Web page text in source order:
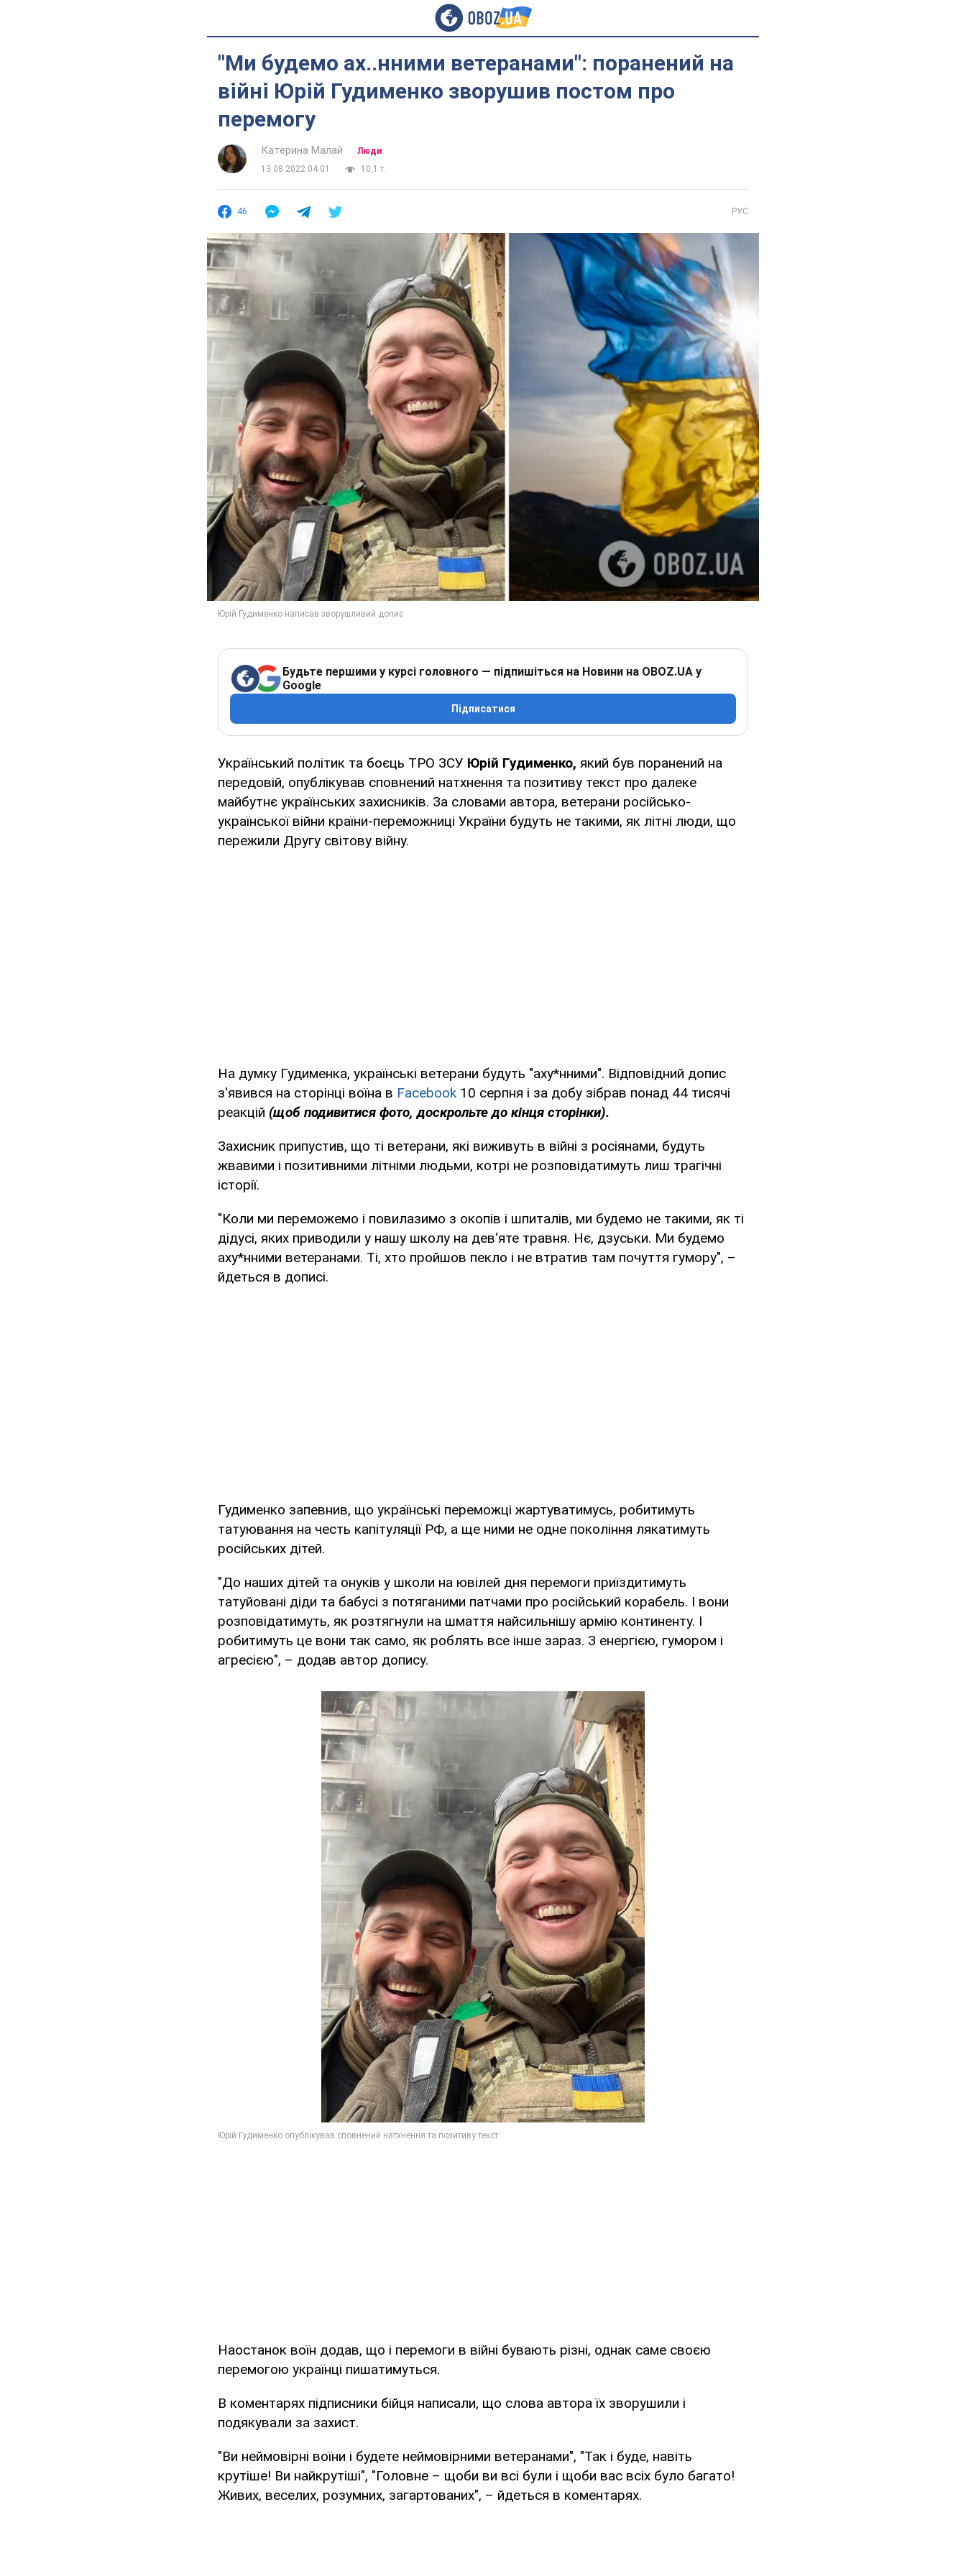
"Ми будемо ах..нними ветеранами": поранений на
війні Юрій Гудименко зворушив постом про
перемогу
Катерина Малай
Люди
13.08.2022 04:01
10,1 т.
46 РУС
Будьте першими у курсі головного — підпишіться на Новини на OBOZ.UA у
Google
Підписатися
Український політик та боєць ТРО ЗСУ Юрій Гудименко, який був поранений на
передовій, опублікував сповнений натхнення та позитиву текст про далеке
майбутнє українських захисників. За словами автора, ветерани російсько-
української війни країни-переможниці України будуть не такими, як літні люди, що
пережили Другу світову війну.
На думку Гудименка, українські ветерани будуть "аху*нними". Відповідний допис
з'явився на сторінці воїна в Facebook 10 серпня і за добу зібрав понад 44 тисячі
реакцій (щоб подивитися фото, доскрольте до кінця сторінки).
Захисник припустив, що ті ветерани, які виживуть в війні з росіянами, будуть
жвавими і позитивними літніми людьми, котрі не розповідатимуть лиш трагічні
історії.
"Коли ми переможемо і повилазимо з окопів і шпиталів, ми будемо не такими, як ті
дідусі, яких приводили у нашу школу на дев‘яте травня. Нє, дзуськи. Ми будемо
аху*нними ветеранами. Ті, хто пройшов пекло і не втратив там почуття гумору", –
йдеться в дописі.
Гудименко запевнив, що українські переможці жартуватимусь, робитимуть
татуювання на честь капітуляції РФ, а ще ними не одне покоління лякатимуть
російських дітей.
"До наших дітей та онуків у школи на ювілей дня перемоги приїздитимуть
татуйовані діди та бабусі з потяганими патчами про російський корабель. І вони
розповідатимуть, як розтягнули на шмаття найсильнішу армію континенту. І
робитимуть це вони так само, як роблять все інше зараз. З енергією, гумором і
агресією", – додав автор допису.
Наостанок воїн додав, що і перемоги в війні бувають різні, однак саме своєю
перемогою українці пишатимуться.
В коментарях підписники бійця написали, що слова автора їх зворушили і
подякували за захист.
"Ви неймовірні воїни і будете неймовірними ветеранами", "Так і буде, навіть
крутіше! Ви найкрутіші", "Головне – щоби ви всі були і щоби вас всіх було багато!
Живих, веселих, розумних, загартованих", – йдеться в коментарях.